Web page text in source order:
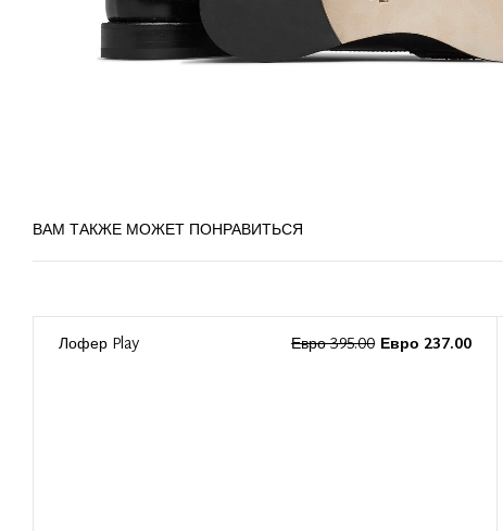
ВАМ ТАКЖЕ МОЖЕТ ПОНРАВИТЬСЯ
Лофер Play Евро 395.00 Евро 237.00